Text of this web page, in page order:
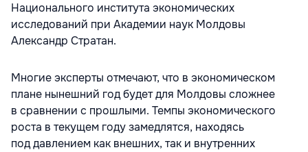
Национального института экономических
исследований при Академии наук Молдовы
Александр Стратан.
Многие эксперты отмечают, что в экономическом
плане нынешний год будет для Молдовы сложнее
в сравнении с прошлыми. Темпы экономического
роста в текущем году замедлятся, находясь
под давлением как внешних, так и внутренних